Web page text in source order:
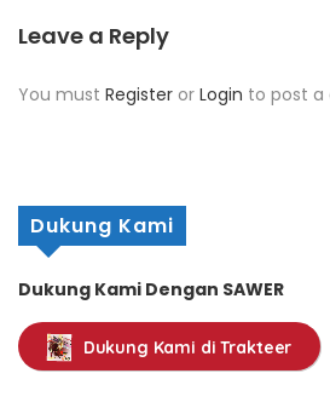
Leave a Reply
You must Register or Login to post
Dukung Kami
Dukung Kami Dengan SAWER
Dukung Kami di Trakteer